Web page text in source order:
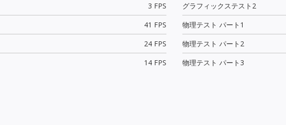
3 FPS
41 FPS
24 FPS
14 FPS
グラフィックステスト2
物理テスト パート1
物理テスト パート2
物理テスト パート3